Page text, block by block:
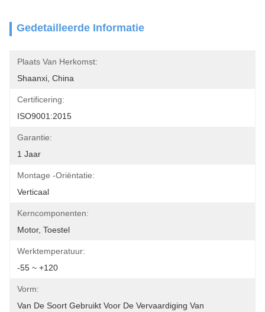
Gedetailleerde Informatie
Plaats Van Herkomst:
Shaanxi, China
Certificering:
ISO9001:2015
Garantie:
1 Jaar
Montage -oriëntatie:
Verticaal
Kerncomponenten:
Motor, Toestel
Werktemperatuur:
-55 ~ +120
Vorm:
Van De Soort Gebruikt Voor De Vervaardiging Van